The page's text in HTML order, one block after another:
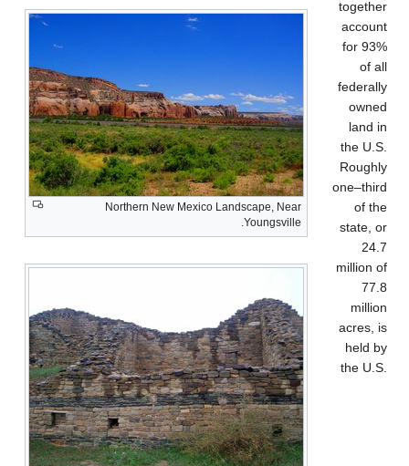
Northern New Mexico Landscape, Near
Youngsville.